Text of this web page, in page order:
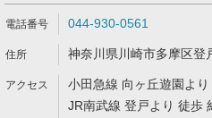
044-930-0561
神奈川県川崎市多摩区登
小田急線 向ヶ丘遊園よ
JR南武線 登戸より 徒歩